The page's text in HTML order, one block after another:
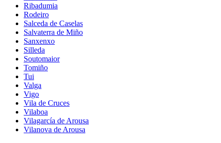
Ribadumia
Rodeiro
Salceda de Caselas
Salvaterra de Miño
Sanxenxo
Silleda
Soutomaior
Tomiño
Tui
Valga
Vigo
Vila de Cruces
Vilaboa
Vilagarcía de Arousa
Vilanova de Arousa